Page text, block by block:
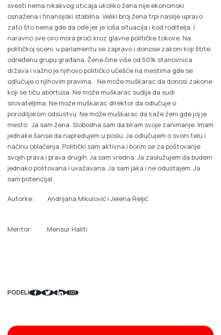
svesti nema nikakvog uticaja ukoliko žena nije ekonomski
osnažena i finansijski stabilna. Veliki broj žena trpi nasilje upravo
zato što nema gde da ode jer je loša situacija i kod roditelja. I
naravno sve ovo mora proći kroz glavne političke tokove. Na
političkoj sceni, u parlamentu se zapravo i donose zakoni koji štite
određenu grupu građana. Žene čine više od 50% stanovnica
država i važno je njihovo političko učešće na mestima gde se
odlučuje o njihovim pravima. Ne može muškarac da donosi zakone
koji se tiču abortusa. Ne može muškarac sudija da sudi
silovateljima. Ne može muškarac direktor da odlučuje o
porodiljskom odsustvu. Ne može muškarac da kaže ženi gde joj je
mesto. Ja sam žena. Slobodna sam da biram svoje zanimanje. Imam
jednake šanse da napredujem u poslu. Ja odlučujem o svom telu i
načinu oblačenja. Politički sam aktivna i borim se za poštovanje
svojih prava i prava drugih. Ja sam vredna. Ja zaslužujem da budem
jednako poštovana i uvažavana. Ja sam jaka i ne odustajem. Ja
sam potencijal.
Autorke: Andrijana Mikulović i Jelena Reljić
Mentor: Mensur Haliti
PODELI